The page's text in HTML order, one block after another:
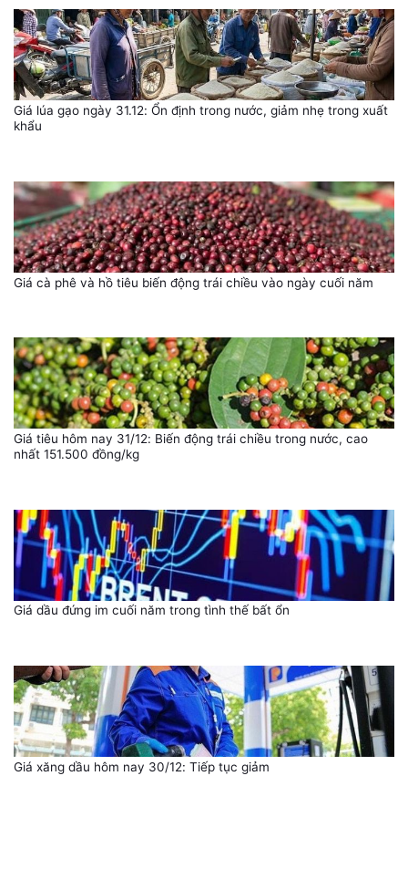
Giá lúa gạo ngày 31.12: Ổn định trong nước, giảm nhẹ trong xuất
khẩu
Giá cà phê và hồ tiêu biến động trái chiều vào ngày cuối năm
Giá tiêu hôm nay 31/12: Biến động trái chiều trong nước, cao
nhất 151.500 đồng/kg
Giá dầu đứng im cuối năm trong tình thế bất ổn
Giá xăng dầu hôm nay 30/12: Tiếp tục giảm